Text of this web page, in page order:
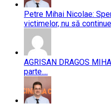
Petre Mihai Nicolae:
victimelor, nu să
AGRISAN DRAGOS
parte....